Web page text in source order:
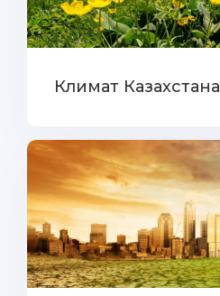
Климат Казахстана